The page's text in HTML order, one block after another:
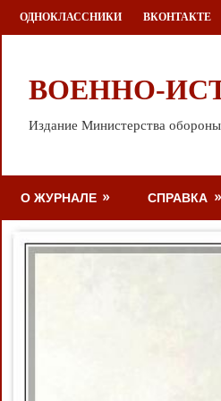
Перейти
к
ОДНОКЛАССНИКИ ВКОНТАКТЕ
ВОЕННО-
Издание Министерства
О ЖУРНАЛЕ СПРАВКА